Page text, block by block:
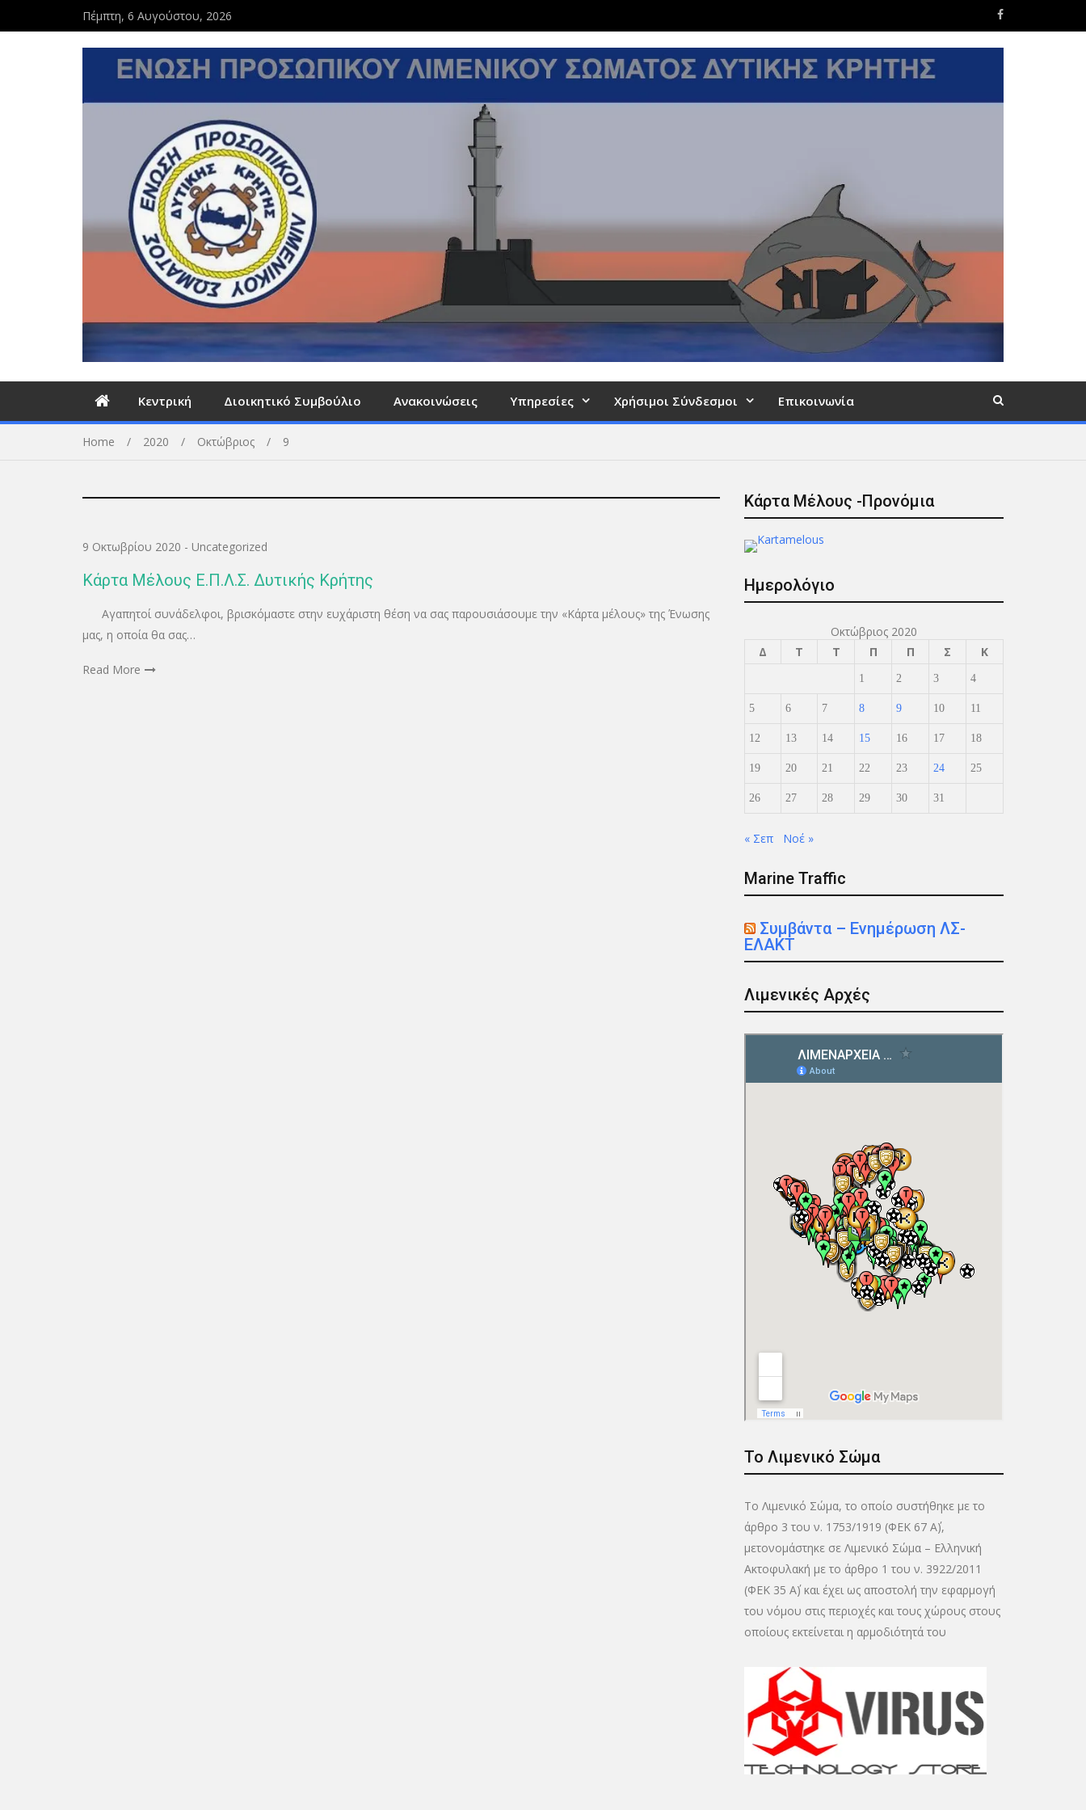
Πέμπτη, 6 Αυγούστου, 2026
Κεντρική Διοικητικό Συμβούλιο Ανακοινώσεις Υπηρεσίες Χρήσιμοι Σύνδεσμοι Επικοινωνία
Home 2020 Οκτώβριος 9
9 Οκτωβρίου 2020 - Uncategorized
Κάρτα Μέλους Ε.Π.Λ.Σ. Δυτικής Κρήτης
Αγαπητοί συνάδελφοι, βρισκόμαστε στην ευχάριστη θέση να σας παρουσιάσουμε την «Κάρτα μέλους» της Ένωσης
μας, η οποία θα σας…
Read More
Κάρτα Μέλους -Προνόμια
Ημερολόγιο
Οκτώβριος 2020
Δ
Τ Τ Π Π Σ Κ
1 2 3 4
5 6 7 8 9 10 11
12 13 14 15 16 17 18
19 20 21 22 23 24 25
26 27 28 29 30 31
« Σεπ Νοέ »
Marine Traffic
Συμβάντα – Ενημέρωση ΛΣ-
ΕΛΑΚΤ
Λιμενικές Αρχές
Το Λιμενικό Σώμα
Το Λιμενικό Σώμα, το οποίο συστήθηκε με το
άρθρο 3 του ν. 1753/1919 (ΦΕΚ 67 Α΄),
μετονομάστηκε σε Λιμενικό Σώμα – Ελληνική
Ακτοφυλακή με το άρθρο 1 του ν. 3922/2011
(ΦΕΚ 35 Α΄) και έχει ως αποστολή την εφαρμογή
του νόμου στις περιοχές και τους χώρους στους
οποίους εκτείνεται η αρμοδιότητά του